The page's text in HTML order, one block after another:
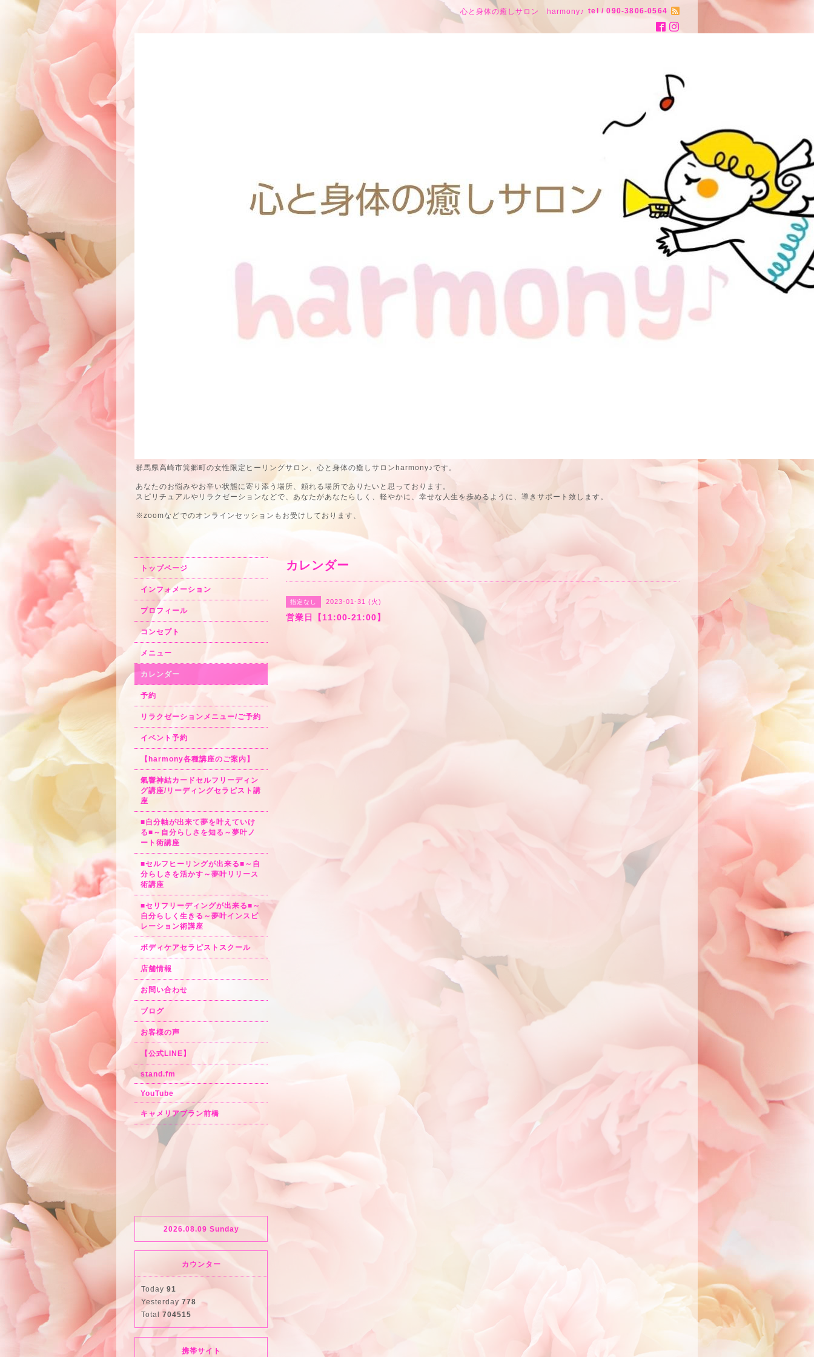
心と身体の癒しサロン harmony♪ tel / 090-3806-0564
群馬県高崎市箕郷町の女性限定ヒーリングサロン、心と身体の癒しサロンharmony♪です。
あなたのお悩みやお辛い状態に寄り添う場所、頼れる場所でありたいと思っております。
スピリチュアルやリラクゼーションなどで、あなたがあなたらしく、軽やかに、幸せな人生を歩めるように、導きサポート致します。
※zoomなどでのオンラインセッションもお受けしております、
カレンダー
指定なし 2023-01-31 (火)
営業日【11:00-21:00】
トップページ
インフォメーション
プロフィール
コンセプト
メニュー
カレンダー
予約
リラクゼーションメニュー/ご予約
イベント予約
【harmony各種講座のご案内】
氣響神結カードセルフリーディン
グ講座/リーディングセラピスト講
座
■自分軸が出来て夢を叶えていけ
る■～自分らしさを知る～夢叶ノ
ート術講座
■セルフヒーリングが出来る■～自
分らしさを活かす～夢叶リリース
術講座
■セリフリーディングが出来る■～
自分らしく生きる～夢叶インスピ
レーション術講座
ボディケアセラピストスクール
店舗情報
お問い合わせ
ブログ
お客様の声
【公式LINE】
stand.fm
YouTube
キャメリアブラン前橋
2026.08.09 Sunday
カウンター
Today 91
Yesterday 778
Total 704515
携帯サイト